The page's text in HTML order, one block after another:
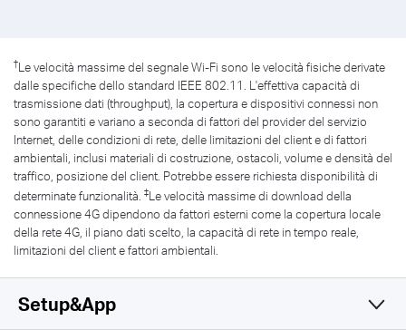
†Le velocità massime del segnale Wi-Fi sono le velocità fisiche derivate
dalle specifiche dello standard IEEE 802.11. L'effettiva capacità di
trasmissione dati (throughput), la copertura e dispositivi connessi non
sono garantiti e variano a seconda di fattori del provider del servizio
Internet, delle condizioni di rete, delle limitazioni del client e di fattori
ambientali, inclusi materiali di costruzione, ostacoli, volume e densità del
traffico, posizione del client. Potrebbe essere richiesta disponibilità di
determinate funzionalità. ‡Le velocità massime di download della
connessione 4G dipendono da fattori esterni come la copertura locale
della rete 4G, il piano dati scelto, la capacità di rete in tempo reale,
limitazioni del client e fattori ambientali.
Setup&App